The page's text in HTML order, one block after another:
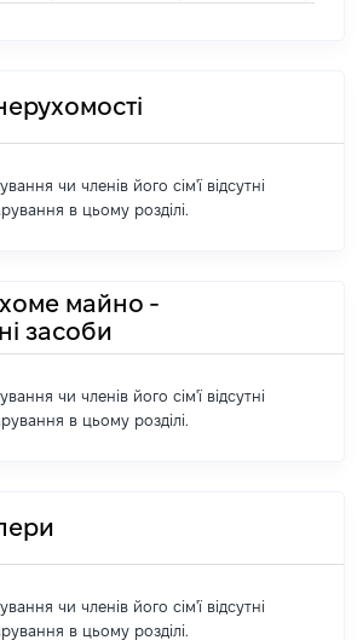
чи членів його сім'ї відсутні
в цьому розділі.
майно -
засоби
чи членів його сім'ї відсутні
в цьому розділі.
чи членів його сім'ї відсутні
в цьому розділі.